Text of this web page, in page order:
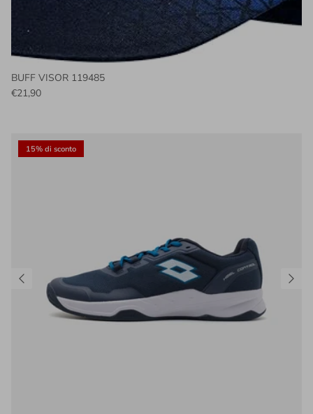
BUFF VISOR 119485
€21,90
15% di sconto